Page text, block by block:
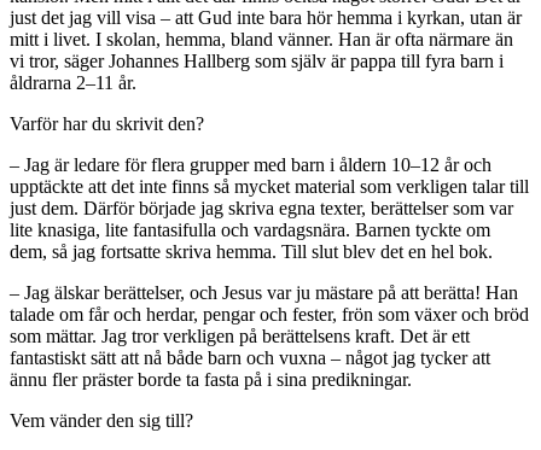
just det jag vill visa – att Gud inte bara hör hemma i kyrkan, utan är
mitt i livet. I skolan, hemma, bland vänner. Han är ofta närmare än
vi tror, säger Johannes Hallberg som själv är pappa till fyra barn i
åldrarna 2–11 år.
Varför har du skrivit den?
– Jag är ledare för flera grupper med barn i åldern 10–12 år och
upptäckte att det inte finns så mycket material som verkligen talar till
just dem. Därför började jag skriva egna texter, berättelser som var
lite knasiga, lite fantasi­fulla och vardagsnära. Barnen tyckte om
dem, så jag fortsatte skriva hemma. Till slut blev det en hel bok.
– Jag älskar berättelser, och Jesus var ju mästare på att berätta! Han
talade om får och herdar, pengar och fester, frön som växer och bröd
som mättar. Jag tror verkligen på berättelsens kraft. Det är ett
fantastiskt sätt att nå både barn och vuxna – något jag tycker att
ännu fler präster borde ta fasta på i sina predikningar.
Vem vänder den sig till?